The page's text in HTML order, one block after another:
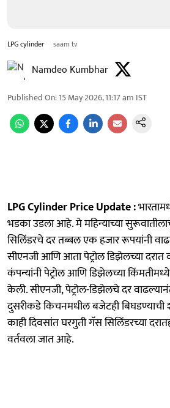
LPG cylinder saam tv
Namdeo Kumbhar
Published On:15 May 2026, 11:17 am IST
LPG Cylinder Price Update :
भडका उडला आहे. मे महिन्याच्या
सिलिंडरचे दर तब्बल एक हजार रूपयांनी
सीएनजी आणि आता पेट्रोल डिझेलच्या
कंपन्यांनी पेट्रोल आणि डिझेलच्या
केली. सीएनजी, पेट्रोल-डिझेलचे दर
दुसरीकडे किचनमधील बजेटही
काही दिवसांत घरगुती गॅस सिलिंडरच्या
वर्तवला जात आहे.